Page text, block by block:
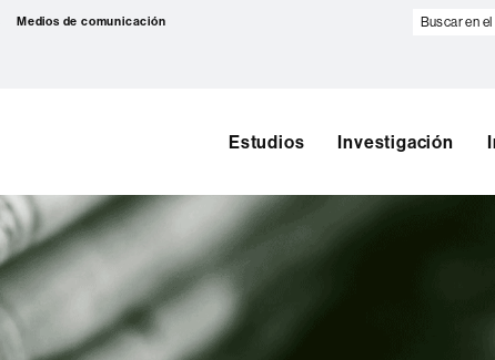
Medios de comunicación
Buscar
Estudios Investigación